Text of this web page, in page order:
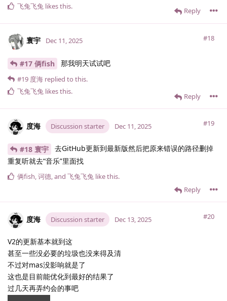
Reply
飞兔飞兔 likes this.
寰宇 #18
Dec 11, 2025
#17 俩fish 那我明天试试吧
Reply
#19 度海 replied to this.
飞兔飞兔 likes this.
度海 Discussion starter #19
Dec 11, 2025
#18 寰宇
去GitHub更新到最新版然后把原来错误的路径删掉
重复听就去“音乐”里面找
Reply
俩fish,诃德, and 飞兔飞兔 like this.
度海 Discussion starter #20
Dec 13, 2025
V2的更新基本就到这
甚至一些没必要的垃圾也没来得及清
不过对mas没影响就是了
这也是目前能优化到最好的结果了
过几天再弄约会的事吧